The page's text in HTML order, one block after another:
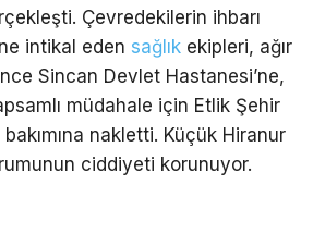
Çevredekilerin ihbarı
intikal eden sağlık ekipleri, ağır
Sincan Devlet Hastanesi’ne,
müdahale için Etlik Şehir
nakletti. Küçük Hiranur
ciddiyeti korunuyor.